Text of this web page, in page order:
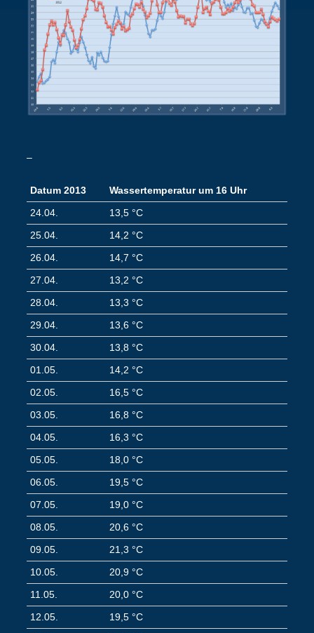
–
Datum 2013
Wassertemperatur um 16 Uhr
24.04.
13,5 °C
25.04.
14,2 °C
26.04.
14,7 °C
27.04.
13,2 °C
28.04.
13,3 °C
29.04.
13,6 °C
30.04.
13,8 °C
01.05.
14,2 °C
02.05.
16,5 °C
03.05.
16,8 °C
04.05.
16,3 °C
05.05.
18,0 °C
06.05.
19,5 °C
07.05.
19,0 °C
08.05.
20,6 °C
09.05.
21,3 °C
10.05.
20,9 °C
11.05.
20,0 °C
12.05.
19,5 °C